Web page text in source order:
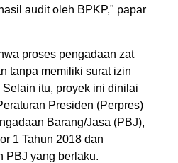
audit oleh BPKP," papar
proses pengadaan zat
tanpa memiliki surat izin
itu, proyek ini dinilai
Presiden (Perpres)
Barang/Jasa (PBJ),
1 Tahun 2018 dan
PBJ yang berlaku.